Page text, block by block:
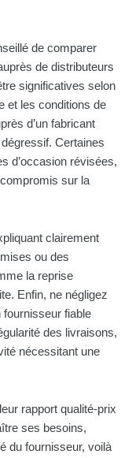
de comparer
de distributeurs
significatives selon
et les conditions de
d’un fabricant
Certaines
d’occasion révisées,
sur la
clairement
ou des
la reprise
Enfin, ne négligez
fournisseur fiable
des livraisons,
nécessitant une
rapport qualité-prix
ses besoins,
du fournisseur, voilà